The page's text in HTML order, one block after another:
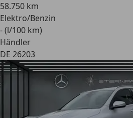
58.750 km
Elektro/Benzin
- (l/100 km)
Händler
DE 26203